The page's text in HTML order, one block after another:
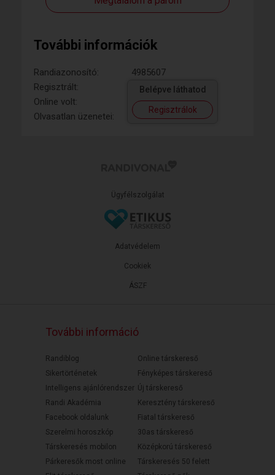
További információk
Randiazonosító:
4985607
Regisztrált:
Online volt:
Olvasatlan üzenetei:
Belépve láthatod
Regisztrálok
Ügyfélszolgálat
ÁSZF
Adatvédelem
Cookiek
További információ
Randiblog
Sikertörténetek
Intelligens ajánlórendszer
Randi Akadémia
Facebook oldalunk
Szerelmi horoszkóp
Társkeresés mobilon
Párkeresők most online
Online társkereső
Fényképes társkereső
Új társkereső
Keresztény társkereső
Fiatal társkereső
30as társkereső
Középkorú társkereső
Társkeresés 50 felett